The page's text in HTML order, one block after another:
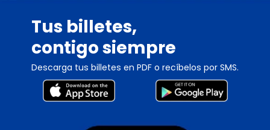
Tus billetes,
contigo siempre
Descarga tus billetes en PDF o recíbelos por SMS.